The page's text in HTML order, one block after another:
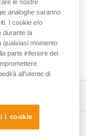
a seconda
le nostre
analoghe saranno
I cookie e/o
durante la
qualsiasi momento
parte inferiore del
all’utente di
i cookie